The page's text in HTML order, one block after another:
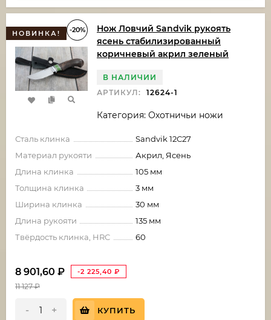
НОВИНКА! -20%
Нож Ловчий Sandvik рукоять
ясень стабилизированный
коричневый акрил зеленый
В НАЛИЧИИ
АРТИКУЛ:
12624-1
Категория: Охотничьи ножи
Сталь клинка
Sandvik 12C27
Материал рукояти
Акрил, Ясень
Длина клинка
105 мм
Толщина клинка
3 мм
Ширина клинка
30 мм
Длина рукояти
135 мм
Твёрдость клинка, HRC
60
8 901,60 ₽ -2 225,40 ₽
11 127₽
- + КУПИТЬ